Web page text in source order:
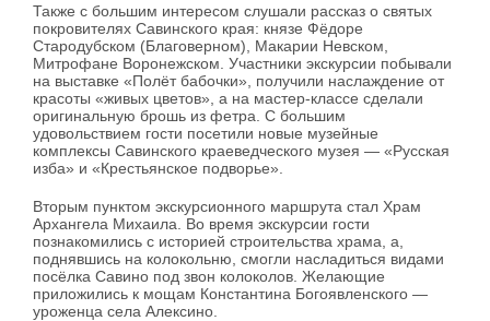
Также с большим интересом слушали рассказ о святых
покровителях Савинского края: князе Фёдоре
Стародубском (Благоверном), Макарии Невском,
Митрофане Воронежском. Участники экскурсии побывали
на выставке «Полёт бабочки», получили наслаждение от
красоты «живых цветов», а на мастер‑классе сделали
оригинальную брошь из фетра. С большим
удовольствием гости посетили новые музейные
комплексы Савинского краеведческого музея — «Русская
изба» и «Крестьянское подворье».
Вторым пунктом экскурсионного маршрута стал Храм
Архангела Михаила. Во время экскурсии гости
познакомились с историей строительства храма, а,
поднявшись на колокольню, смогли насладиться видами
посёлка Савино под звон колоколов. Желающие
приложились к мощам Константина Богоявленского —
уроженца села Алексино.